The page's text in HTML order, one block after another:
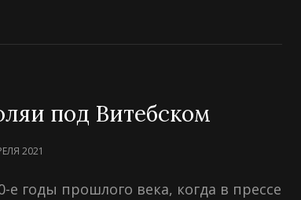
под Витебском
2021
е годы прошлого века, когда в прессе